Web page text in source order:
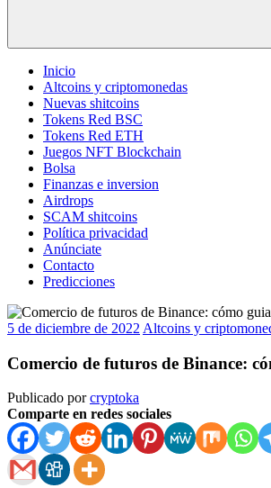
Inicio
Altcoins y criptomonedas
Nuevas shitcoins
Tokens Red BSC
Tokens Red ETH
Juegos NFT Blockchain
Bolsa
Finanzas e inversion
Airdrops
SCAM shitcoins
Política privacidad
Anúnciate
Contacto
Predicciones
5 de diciembre de 2022 Altcoins y
Comercio de futuros de Binance:
Publicado porcryptoka
Comparte en redes sociales